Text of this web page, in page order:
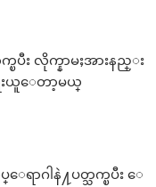
ပီး လိုက္နာမႈအားနည္း
ယူ​​ေတာ့မယ္
ရာဂါနဲ႔ပတ္သက္ၿပီး ေ